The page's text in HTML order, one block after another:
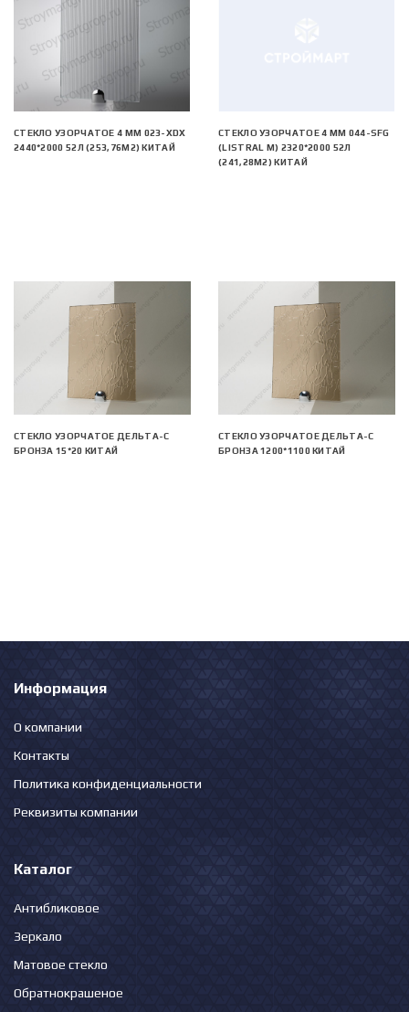
СТЕКЛО УЗОРЧАТОЕ 4 MM 023-XDX
2440*2000 52Л (253,76М2) КИТАЙ
СТЕКЛО УЗОРЧАТОЕ 4 MM 044-SFG
(LISTRAL M) 2320*2000 52Л
(241,28М2) КИТАЙ
СТЕКЛО УЗОРЧАТОЕ ДЕЛЬТА-С
БРОНЗА 15*20 КИТАЙ
СТЕКЛО УЗОРЧАТОЕ ДЕЛЬТА-С
БРОНЗА 1200*1100 КИТАЙ
Информация
О компании
Контакты
Политика конфиденциальности
Реквизиты компании
Каталог
Антибликовое
Зеркало
Матовое стекло
Обратнокрашеное